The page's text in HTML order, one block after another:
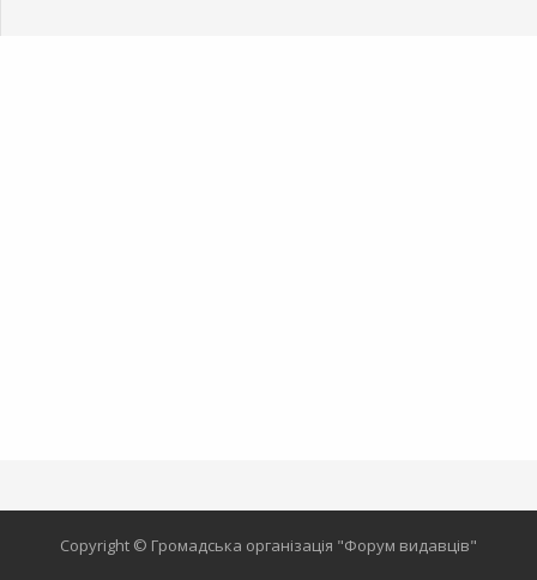
Copyright © Громадська організація "Форум видавців"